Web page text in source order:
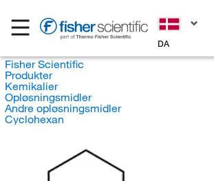
DA
Fisher Scientific
Produkter
Kemikalier
Opløsningsmidler
Andre opløsningsmidler
Cyclohexan